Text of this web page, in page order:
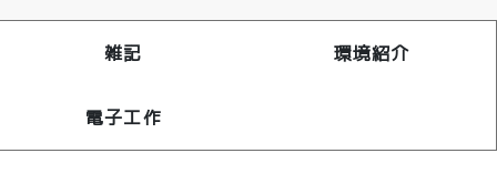
雑記 環境紹介
電子工作